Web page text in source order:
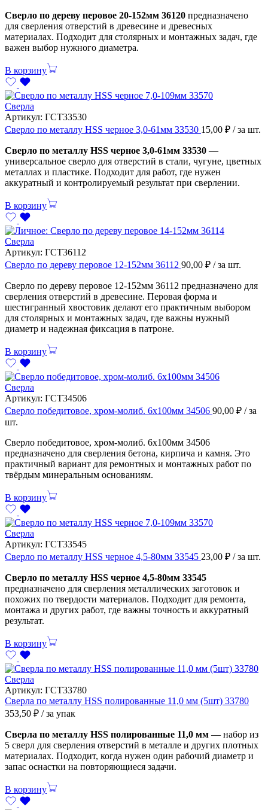
Сверло по дереву перовое 20-152мм 36120 предназначено
для сверления отверстий в древесине и древесных
материалах. Подходит для столярных и монтажных задач, где
важен выбор нужного диаметра.
В корзину
Сверла
Артикул: ГСТ33530
Сверло по металлу HSS черное 3,0-61мм 33530 15,00 ₽ / за шт.
Сверло по металлу HSS черное 3,0-61мм 33530 —
универсальное сверло для отверстий в стали, чугуне, цветных
металлах и пластике. Подходит для работ, где нужен
аккуратный и контролируемый результат при сверлении.
В корзину
Сверла
Артикул: ГСТ36112
Сверло по дереву перовое 12-152мм 36112 90,00 ₽ / за шт.
Сверло по дереву перовое 12-152мм 36112 предназначено для
сверления отверстий в древесине. Перовая форма и
шестигранный хвостовик делают его практичным выбором
для столярных и монтажных задач, где важны нужный
диаметр и надежная фиксация в патроне.
В корзину
Сверла
Артикул: ГСТ34506
Сверло победитовое, хром-молиб. 6х100мм 34506 90,00 ₽ / за
шт.
Сверло победитовое, хром-молиб. 6х100мм 34506
предназначено для сверления бетона, кирпича и камня. Это
практичный вариант для ремонтных и монтажных работ по
твёрдым минеральным основаниям.
В корзину
Сверла
Артикул: ГСТ33545
Сверло по металлу HSS черное 4,5-80мм 33545 23,00 ₽ / за шт.
Сверло по металлу HSS черное 4,5-80мм 33545
предназначено для сверления металлических заготовок и
похожих по твердости материалов. Подходит для ремонта,
монтажа и других работ, где важны точность и аккуратный
результат.
В корзину
Сверла
Артикул: ГСТ33780
Сверла по металлу HSS полированные 11,0 мм (5шт) 33780
353,50 ₽ / за упак
Сверла по металлу HSS полированные 11,0 мм — набор из
5 сверл для сверления отверстий в металле и других плотных
материалах. Подходит, когда нужен один рабочий диаметр и
запас оснастки на повторяющиеся задачи.
В корзину